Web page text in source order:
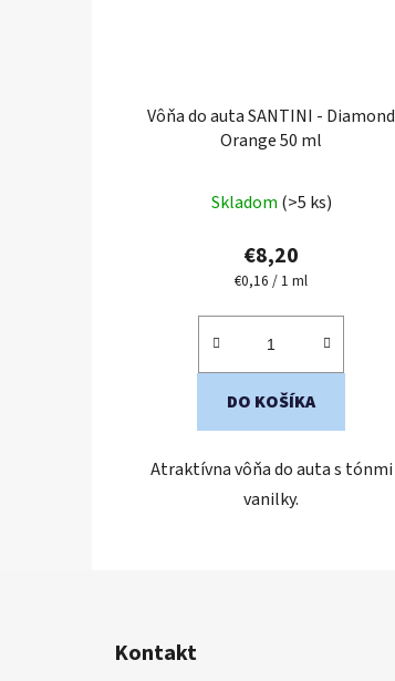
Vôňa do auta SANTINI - Diamond
Orange 50 ml
hodnotenie
produktu
je
z
hviezdičiek.
Skladom (>5 ks)
€8,20
Jednotková
€0,16 / 1 ml
DO KOŠÍKA
Atraktívna vôňa do auta s tónmi
vanilky.
Kontakt